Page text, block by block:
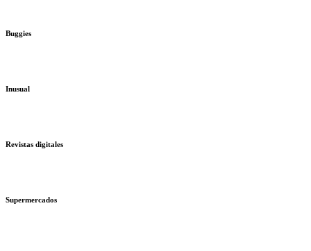
Buggies
Inusual
Revistas digitales
Supermercados